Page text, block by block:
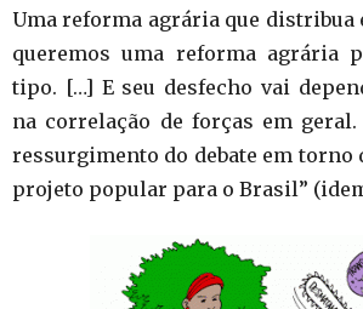
Uma reforma agrária que distribua
queremos uma reforma agrária
tipo. […] E seu desfecho vai
na correlação de forças em
ressurgimento do debate em torno
projeto popular para o Brasil”